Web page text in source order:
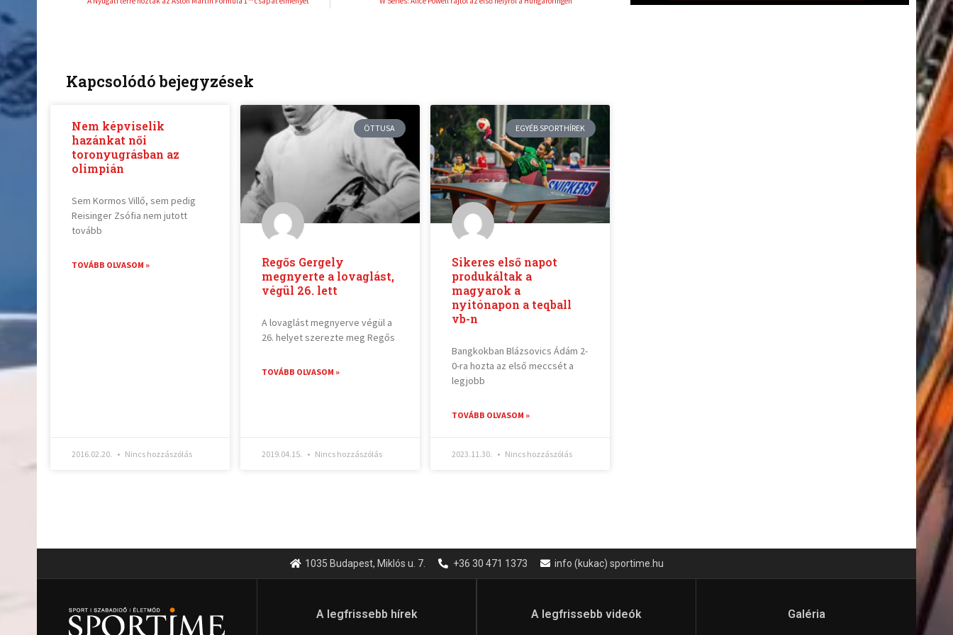
Kapcsolódó bejegyzések
Nem képviselik
hazánkat női
toronyugrásban az
olimpián
Sem Kormos Villő, sem pedig
Reisinger Zsófia nem jutott
tovább
TOVÁBB OLVASOM »
2016.02.20. Nincs hozzászólás
ÖTTUSA
Regős Gergely
megnyerte a lovaglást,
végül 26. lett
A lovaglást megnyerve végül a
26. helyet szerezte meg Regős
TOVÁBB OLVASOM »
2019.04.15. Nincs hozzászólás
EGYÉB SPORTHÍREK
Sikeres első napot
produkáltak a
magyarok a
nyitónapon a teqball
vb-n
Bangkokban Blázsovics Ádám 2-
0-ra hozta az első meccsét a
legjobb
TOVÁBB OLVASOM »
2023.11.30. Nincs hozzászólás
1035 Budapest, Miklós u. 7. +36 30 471 1373 info (kukac) sportime.hu
A legfrissebb hírek A legfrissebb videók Galéria